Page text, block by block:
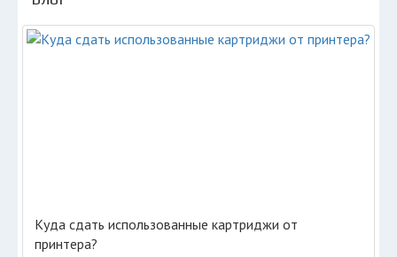
Куда сдать использованные картриджи от
принтера?